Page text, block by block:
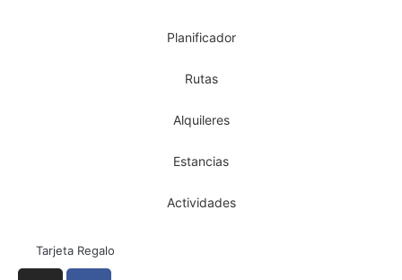
Planificador
Rutas
Alquileres
Estancias
Actividades
Tarjeta Regalo